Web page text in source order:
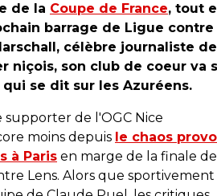
de la Coupe de France, tout
barrage de Ligue contre
célèbre journaliste de
niçois, son club de coeur va
se dit sur les Azuréens.
supporter de l'OGC Nice
moins depuis le chaos
à Paris en marge de la finale
Lens. Alors que